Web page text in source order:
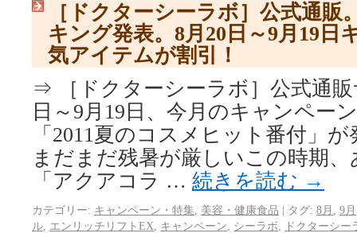
［ドクターシーラボ］公式通販
キング発表。8月20日～9月19日
気アイテムが割引！
⇒ ［ドクターシーラボ］公式通販
日～9月19日、今月のキャンペー
「2011夏のコスメヒット番付」
まだまだ残暑が厳しいこの時期
「アクアコラ … 続きを読む →
カテゴリー: キャンペーン・特集 美容・健康食品 | タグ: 8月 9月
ル エンリッチリフトEX キャンペーン シーラボ
ドクターシー